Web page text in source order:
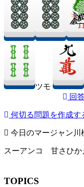
ツモ
回
何切る問題を作成す
今日のマージャン川
スーアンコ 甘さひ
TOPICS